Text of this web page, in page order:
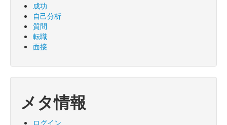
成功
自己分析
質問
転職
面接
メタ情報
ログイン